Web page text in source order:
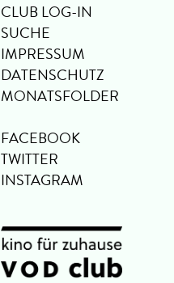
CLUB LOG-IN
SUCHE
IMPRESSUM
DATENSCHUTZ
MONATSFOLDER
FACEBOOK
TWITTER
INSTAGRAM